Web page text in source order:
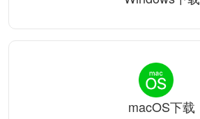
macOS下载